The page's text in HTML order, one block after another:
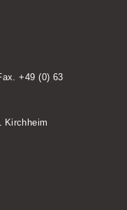
+49 (0) 63
Kirchheim